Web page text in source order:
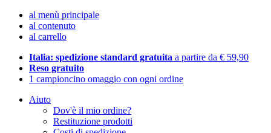
al menù principale
al contenuto
al carrello
Italia: spedizione standard gratuita a partire da € 59,90
Reso gratuito
1 campioncino omaggio con ogni ordine
Aiuto
Dov'è il mio ordine?
Restituzione prodotti